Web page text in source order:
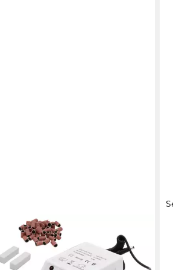
CLANMACY
Maniküre-Pediküre-Set Elektrische
Nagelfräser Nagelfeile